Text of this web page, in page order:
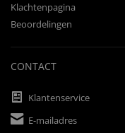
Klachtenpagina
Beoordelingen
CONTACT
Klantenservice
E-mailadres